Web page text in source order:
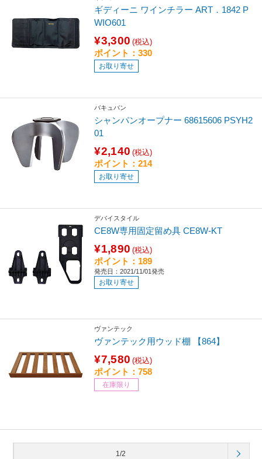
ギディーニ ワインチラー ART．1842 P
WIO601
¥3,300 (税込)
ポイント：330
お取り寄せ
バキュバン
シャンパンオープナー 68615606 PSYH2
01
¥2,140 (税込)
ポイント：214
お取り寄せ
デバイスタイル
CE8W専用固定留め具 CE8W-KT
¥1,890 (税込)
ポイント：189
発売日：2021/11/01発売
お取り寄せ
ヴァンテック
ヴァンテック用ウッド棚 【864】
¥7,580 (税込)
ポイント：758
在庫限り
1/2